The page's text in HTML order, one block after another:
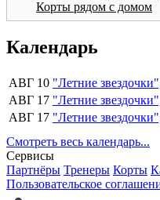
Корты рядом с домом
Календарь
АВГ 10 "Летние
АВГ 17 "Летние
АВГ 17 "Летние
Смотреть весь календарь...
Сервисы
Партнёры Тренеры Корты
Пользовательское